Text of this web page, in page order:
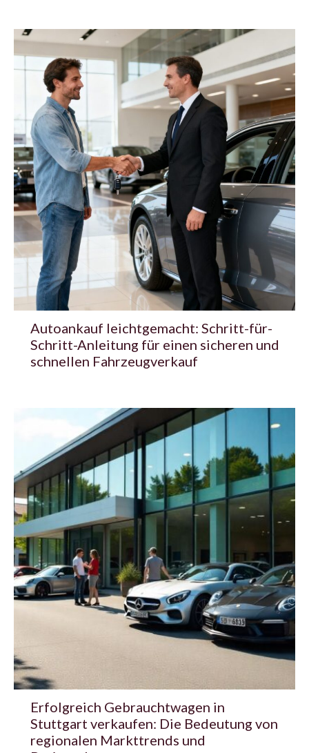
Autoankauf leichtgemacht: Schritt-für-
Schritt-Anleitung für einen sicheren und
schnellen Fahrzeugverkauf
Erfolgreich Gebrauchtwagen in
Stuttgart verkaufen: Die Bedeutung von
regionalen Markttrends und